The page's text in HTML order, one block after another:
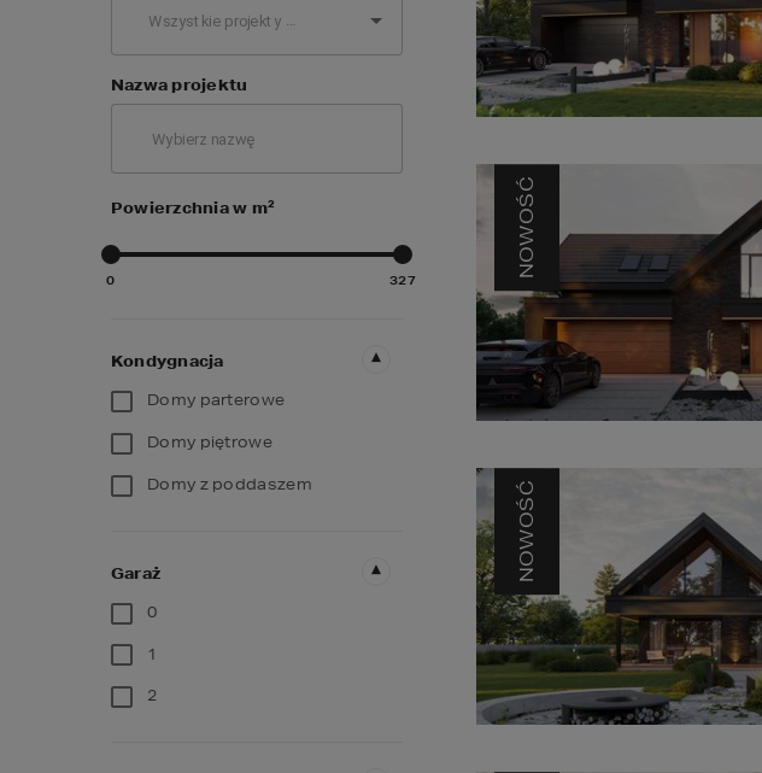
Nazwa projektu
Powierzchnia w m2
0 327
Kondygnacja
Domy parterowe
Domy piętrowe
Domy z poddaszem
Garaż
0
1
2
NOWOŚĆ
NOWOŚĆ